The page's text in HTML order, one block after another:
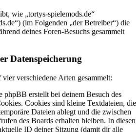
wie „tortys-spielemods.de“
(im Folgenden „der Betreiber“) die
deines Foren-Besuchs gesammelt
Datenspeicherung
verschiedene Arten gesammelt:
phpBB erstellt bei deinem Besuch des
Cookies sind kleine Textdateien, die
Dateien ablegt und die zwischen
des Boards erhalten bleiben. In diesen
ID deiner Sitzung (damit dir alle